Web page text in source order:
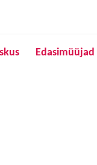
Edasimüüjad